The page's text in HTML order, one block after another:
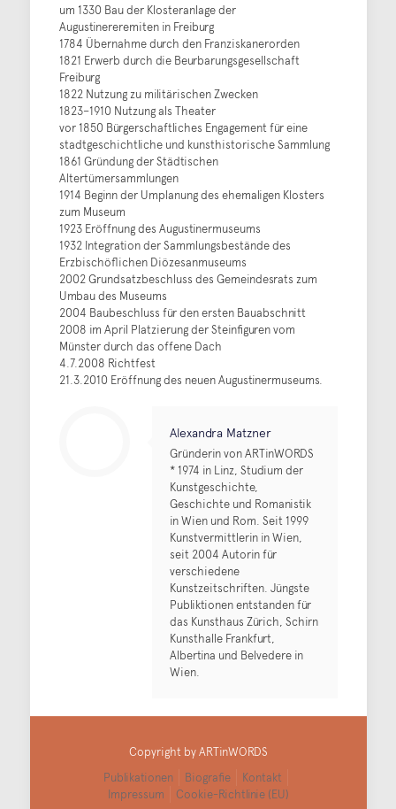
um 1330 Bau der Klosteranlage der
Augustinereremiten in Freiburg
1784 Übernahme durch den Franziskanerorden
1821 Erwerb durch die Beurbarungsgesellschaft
Freiburg
1822 Nutzung zu militärischen Zwecken
1823–1910 Nutzung als Theater
vor 1850 Bürgerschaftliches Engagement für eine
stadtgeschichtliche und kunsthistorische Sammlung
1861 Gründung der Städtischen
Altertümersammlungen
1914 Beginn der Umplanung des ehemaligen Klosters
zum Museum
1923 Eröffnung des Augustinermuseums
1932 Integration der Sammlungsbestände des
Erzbischöflichen Diözesanmuseums
2002 Grundsatzbeschluss des Gemeindesrats zum
Umbau des Museums
2004 Baubeschluss für den ersten Bauabschnitt
2008 im April Platzierung der Steinfiguren vom
Münster durch das offene Dach
4.7.2008 Richtfest
21.3.2010 Eröffnung des neuen Augustinermuseums.
Alexandra Matzner
Gründerin von ARTinWORDS
* 1974 in Linz, Studium der
Kunstgeschichte,
Geschichte und Romanistik
in Wien und Rom. Seit 1999
Kunstvermittlerin in Wien,
seit 2004 Autorin für
verschiedene
Kunstzeitschriften. Jüngste
Publiktionen entstanden für
das Kunsthaus Zürich, Schirn
Kunsthalle Frankfurt,
Albertina und Belvedere in
Wien.
Copyright by ARTinWORDS
Publikationen
Biografie
Kontakt
Impressum
Cookie-Richtlinie (EU)